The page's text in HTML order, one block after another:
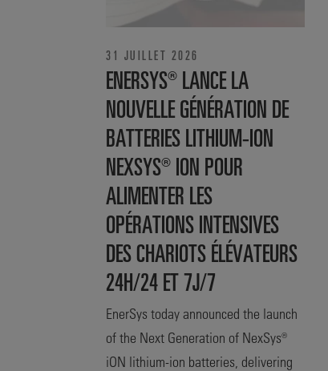
31 JUILLET 2026
ENERSYS® LANCE LA
NOUVELLE GÉNÉRATION DE
BATTERIES LITHIUM-ION
NEXSYS® ION POUR
ALIMENTER LES
OPÉRATIONS INTENSIVES
DES CHARIOTS ÉLÉVATEURS
24H/24 ET 7J/7
EnerSys today announced the launch
of the Next Generation of NexSys®
iON lithium-ion batteries, delivering